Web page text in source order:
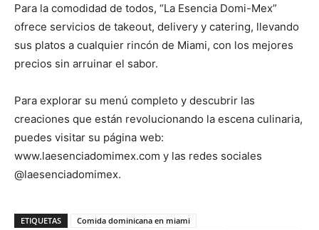
Para la comodidad de todos, “La Esencia Domi-Mex”
ofrece servicios de takeout, delivery y catering, llevando
sus platos a cualquier rincón de Miami, con los mejores
precios sin arruinar el sabor.
Para explorar su menú completo y descubrir las
creaciones que están revolucionando la escena culinaria,
puedes visitar su página web:
www.laesenciadomimex.com y las redes sociales
@laesenciadomimex.
ETIQUETAS
Comida dominicana en miami